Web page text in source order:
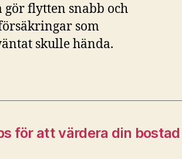
flytten snabb och
som
skulle hända.
för att värdera din